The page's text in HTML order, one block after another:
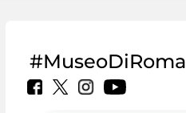
#MuseoDiRoma